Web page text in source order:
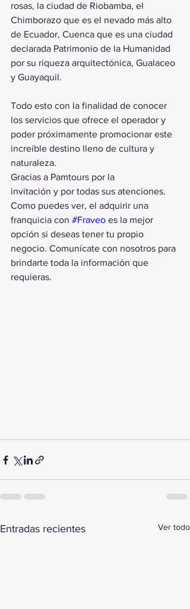
rosas, la ciudad de Riobamba, el
Chimborazo que es el nevado más alto
de Ecuador, Cuenca que es una ciudad
declarada Patrimonio de la Humanidad
por su riqueza arquitectónica, Gualaceo
y Guayaquil.
Todo esto con la finalidad de conocer
los servicios que ofrece el operador y
poder próximamente promocionar este
increíble destino lleno de cultura y
naturaleza.
Gracias a Pamtours por la
invitación y por todas sus atenciones.
Como puedes ver, el adquirir una
franquicia con #Fraveo es la mejor
opción si deseas tener tu propio
negocio. Comunícate con nosotros para
brindarte toda la información que
requieras.
Entradas recientes Ver todo